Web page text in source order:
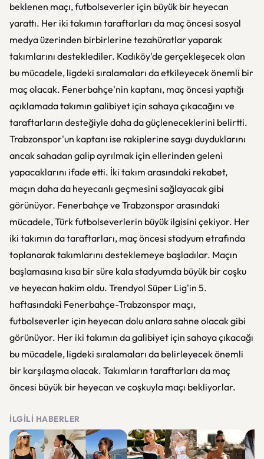
beklenen maçı, futbolseverler için büyük bir heyecan
yarattı. Her iki takımın taraftarları da maç öncesi sosyal
medya üzerinden birbirlerine tezahüratlar yaparak
takımlarını desteklediler. Kadıköy'de gerçekleşecek olan
bu mücadele, ligdeki sıralamaları da etkileyecek önemli bir
maç olacak. Fenerbahçe'nin kaptanı, maç öncesi yaptığı
açıklamada takımın galibiyet için sahaya çıkacağını ve
taraftarların desteğiyle daha da güçleneceklerini belirtti.
Trabzonspor'un kaptanı ise rakiplerine saygı duyduklarını
ancak sahadan galip ayrılmak için ellerinden geleni
yapacaklarını ifade etti. İki takım arasındaki rekabet,
maçın daha da heyecanlı geçmesini sağlayacak gibi
görünüyor. Fenerbahçe ve Trabzonspor arasındaki
mücadele, Türk futbolseverlerin büyük ilgisini çekiyor. Her
iki takımın da taraftarları, maç öncesi stadyum etrafında
toplanarak takımlarını desteklemeye başladılar. Maçın
başlamasına kısa bir süre kala stadyumda büyük bir coşku
ve heyecan hakim oldu. Trendyol Süper Lig'in 5.
haftasındaki Fenerbahçe-Trabzonspor maçı,
futbolseverler için heyecan dolu anlara sahne olacak gibi
görünüyor. Her iki takımın da galibiyet için sahaya çıkacağı
bu mücadele, ligdeki sıralamaları da belirleyecek önemli
bir karşılaşma olacak. Takımların taraftarları da maç
öncesi büyük bir heyecan ve coşkuyla maçı bekliyorlar.
İLGILI HABERLER